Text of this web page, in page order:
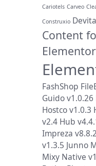
Cariotels Carveo
Construxio Devita
Content
Elementor
FashShop
Guido v1.0.26
Hostco v1.0.3
v2.4 Hub
Impreza v8.8.2
v1.3.5 Junno
Mixy Native